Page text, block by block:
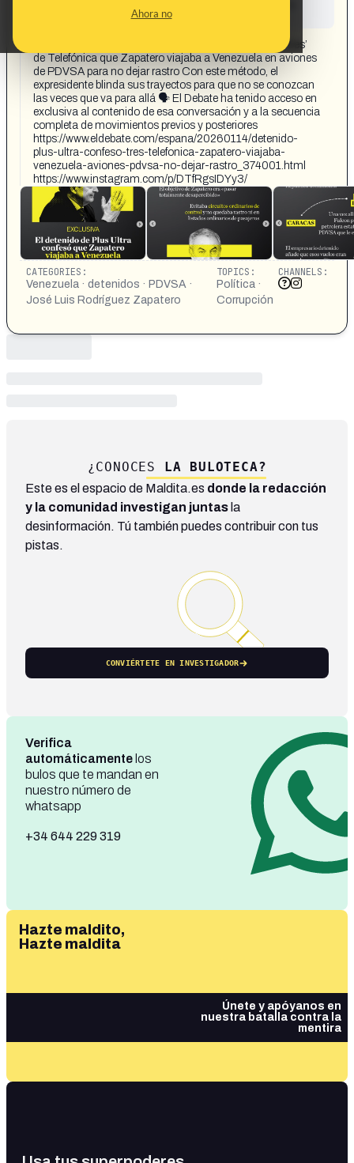
Ahora no
🔴 EXCLUSIVA | El detenido de Plus Ultra confesó al ‘tres’
de Telefónica que Zapatero viajaba a Venezuela en aviones
de PDVSA para no dejar rastro Con este método, el
expresidente blinda sus trayectos para que no se conozcan
las veces que va para allá 🗣 El Debate ha tenido acceso en
exclusiva al contenido de esa conversación y a la secuencia
completa de movimientos previos y posteriores
https://www.eldebate.com/espana/20260114/detenido-
plus-ultra-confeso-tres-telefonica-zapatero-viajaba-
venezuela-aviones-pdvsa-no-dejar-rastro_374001.html
https://www.instagram.com/p/DTfRgsIDYy3/
CATEGORIES:
Venezuela · detenidos · PDVSA ·
José Luis Rodríguez Zapatero
TOPICS:
Política ·
Corrupción
CHANNELS:
¿CONOCES LA BULOTECA?
Este es el espacio de Maldita.es donde la redacción
y la comunidad investigan juntas la
desinformación. Tú también puedes contribuir con tus
pistas.
CONVIÉRTETE EN INVESTIGADOR
Verifica
automáticamente los
bulos que te mandan en
nuestro número de
whatsapp
+34 644 229 319
Hazte maldito,
Hazte maldita
Únete y apóyanos en
nuestra batalla contra la
mentira